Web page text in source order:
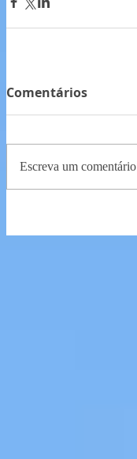
Comentários
Escreva um comentário